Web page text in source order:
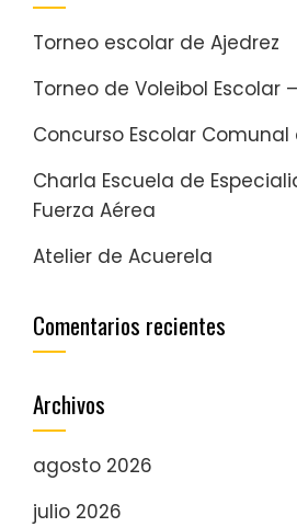
Torneo escolar de Ajedrez
Torneo de Voleibol Escolar
Concurso Escolar Comunal
Charla Escuela de
Fuerza Aérea
Atelier de Acuerela
Comentarios recientes
Archivos
agosto 2026
julio 2026